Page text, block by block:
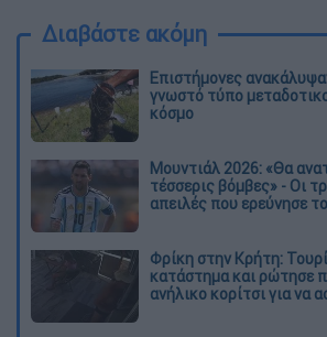
Διαβάστε ακόμη
Επιστήμονες
γνωστό τύπο
κόσμο
Μουντιάλ 2026: «Θα
τέσσερις βόμβες» - Οι
απειλές που ερεύνησε
Φρίκη στην Κρήτη:
κατάστημα και ρώτησε
ανήλικο κορίτσι για να